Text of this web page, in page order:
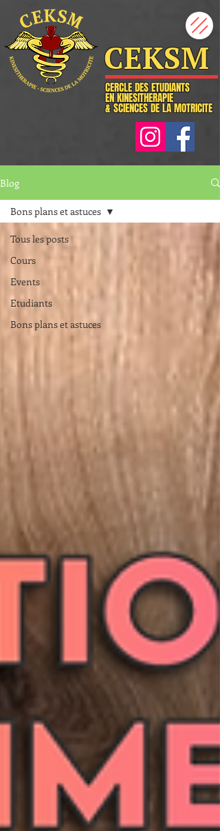
CEKSM
CERCLE DES ETUDIANTS
EN KINESITHERAPIE
& SCIENCES DE LA MOTRICITE
Blog
Tous les posts
Cours
Events
Etudiants
Bons plans et astuces
Bons plans et astuces